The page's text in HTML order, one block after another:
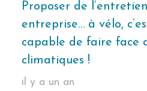
Proposer de
entreprise… à vélo,
capable de faire face
climatiques !
il y a un an